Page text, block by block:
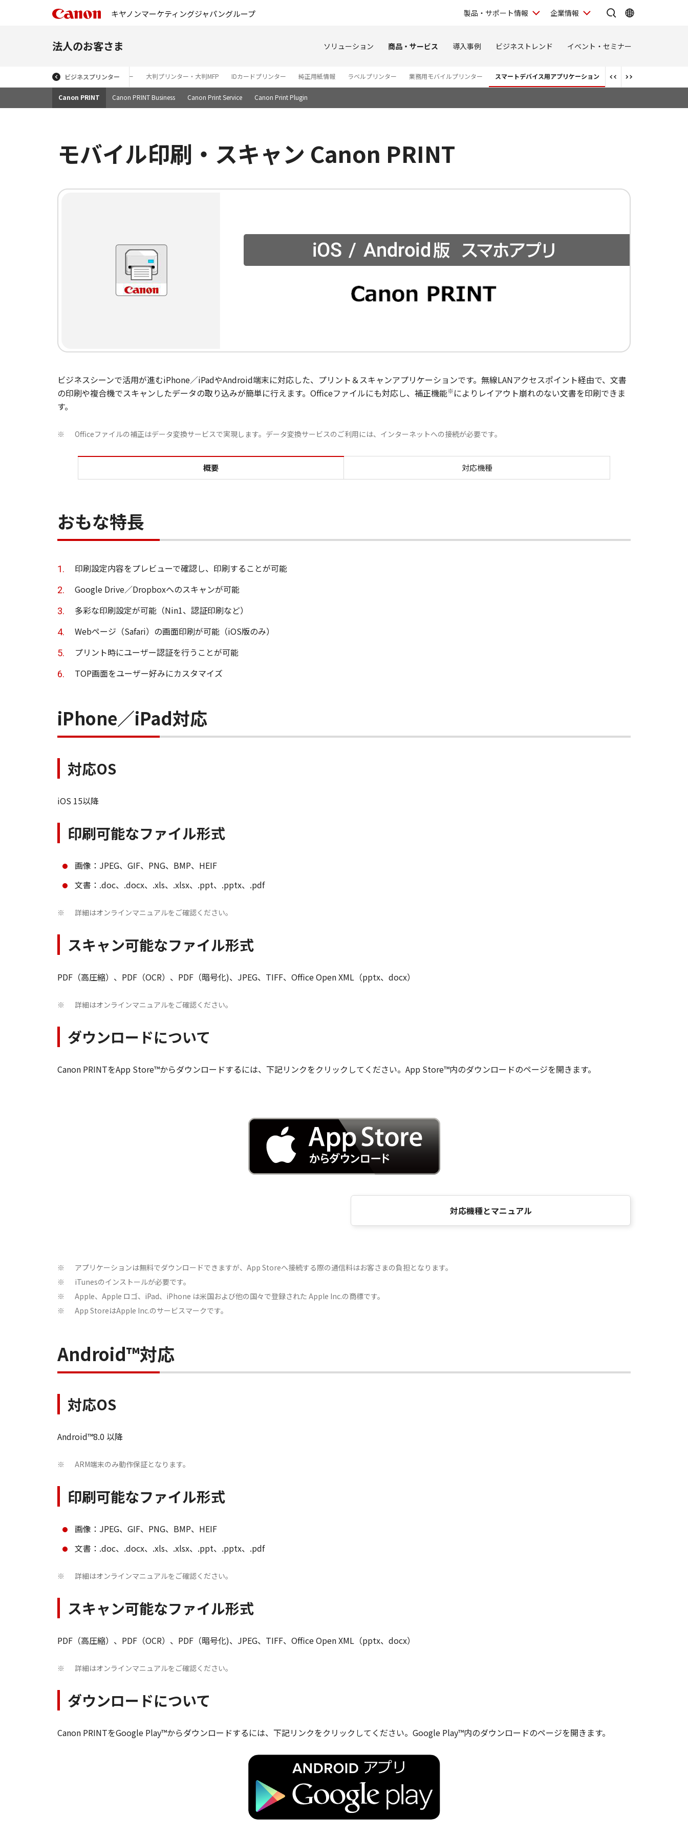
キヤノンマーケティングジャパングループ 製品・サポート情報 企業情報
法人のお客さま ソリューション 商品・サービス 導入事例 ビジネストレンド イベント・セミナー
ビジネスプリンター
ート＆シートプリンター カードプリンター 大判プリンター・大判MFP IDカードプリンター 純正用紙情報 ラベルプリンター 業務用モバイルプリンター スマートデバイス用アプリケーション
Canon PRINT Canon PRINT Business Canon Print Service Canon Print Plugin
モバイル印刷・スキャン Canon PRINT
ビジネスシーンで活用が進むiPhone／iPadやAndroid端末に対応した、プリント＆スキャンアプリケーションです。無線LANアクセスポイント経由で、文書
の印刷や複合機でスキャンしたデータの取り込みが簡単に行えます。Officeファイルにも対応し、補正機能※によりレイアウト崩れのない文書を印刷できま
す。
※ Officeファイルの補正はデータ変換サービスで実現します。データ変換サービスのご利用には、インターネットへの接続が必要です。
モバイル印刷・スキャン Canon PRINT
概要 対応機種
おもな特長
印刷設定内容をプレビューで確認し、印刷することが可能
Google Drive／Dropboxへのスキャンが可能
多彩な印刷設定が可能（Nin1、認証印刷など）
Webページ（Safari）の画面印刷が可能（iOS版のみ）
プリント時にユーザー認証を行うことが可能
TOP画面をユーザー好みにカスタマイズ
iPhone／iPad対応
対応OS
iOS 15以降
印刷可能なファイル形式
画像：JPEG、GIF、PNG、BMP、HEIF
文書：.doc、.docx、.xls、.xlsx、.ppt、.pptx、.pdf
※ 詳細はオンラインマニュアルをご確認ください。
スキャン可能なファイル形式
PDF（高圧縮）、PDF（OCR）、PDF（暗号化)、JPEG、TIFF、Office Open XML（pptx、docx）
※ 詳細はオンラインマニュアルをご確認ください。
ダウンロードについて
Canon PRINTをApp Store™からダウンロードするには、下記リンクをクリックしてください。App Store™内のダウンロードのページを開きます。
対応機種とマニュアル
※ アプリケーションは無料でダウンロードできますが、App Storeへ接続する際の通信料はお客さまの負担となります。
※ iTunesのインストールが必要です。
※ Apple、Apple ロゴ、iPad、iPhone は米国および他の国々で登録された Apple Inc.の商標です。
※ App StoreはApple Inc.のサービスマークです。
Android™対応
対応OS
Android™8.0 以降
※ ARM端末のみ動作保証となります。
印刷可能なファイル形式
画像：JPEG、GIF、PNG、BMP、HEIF
文書：.doc、.docx、.xls、.xlsx、.ppt、.pptx、.pdf
※ 詳細はオンラインマニュアルをご確認ください。
スキャン可能なファイル形式
PDF（高圧縮）、PDF（OCR）、PDF（暗号化)、JPEG、TIFF、Office Open XML（pptx、docx）
※ 詳細はオンラインマニュアルをご確認ください。
ダウンロードについて
Canon PRINTをGoogle Play™からダウンロードするには、下記リンクをクリックしてください。Google Play™内のダウンロードのページを開きます。